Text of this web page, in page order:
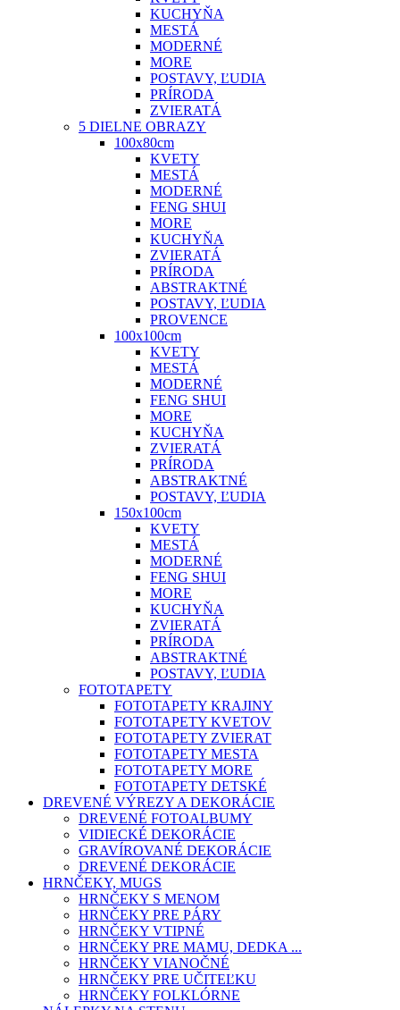
KUCHYŇA
MESTÁ
MODERNÉ
MORE
POSTAVY, ĽUDIA
PRÍRODA
ZVIERATÁ
5 DIELNE OBRAZY
100x80cm
KVETY
MESTÁ
MODERNÉ
FENG SHUI
MORE
KUCHYŇA
ZVIERATÁ
PRÍRODA
ABSTRAKTNÉ
POSTAVY, ĽUDIA
PROVENCE
100x100cm
KVETY
MESTÁ
MODERNÉ
FENG SHUI
MORE
KUCHYŇA
ZVIERATÁ
PRÍRODA
ABSTRAKTNÉ
POSTAVY, ĽUDIA
150x100cm
KVETY
MESTÁ
MODERNÉ
FENG SHUI
MORE
KUCHYŇA
ZVIERATÁ
PRÍRODA
ABSTRAKTNÉ
POSTAVY, ĽUDIA
FOTOTAPETY
FOTOTAPETY KRAJINY
FOTOTAPETY KVETOV
FOTOTAPETY ZVIERAT
FOTOTAPETY MESTA
FOTOTAPETY MORE
FOTOTAPETY DETSKÉ
DREVENÉ VÝREZY A DEKORÁCIE
DREVENÉ FOTOALBUMY
VIDIECKÉ DEKORÁCIE
GRAVÍROVANÉ DEKORÁCIE
DREVENÉ DEKORÁCIE
HRNČEKY, MUGS
HRNČEKY S MENOM
HRNČEKY PRE PÁRY
HRNČEKY VTIPNÉ
HRNČEKY PRE MAMU, DEDKA ...
HRNČEKY VIANOČNÉ
HRNČEKY PRE UČITEĽKU
HRNČEKY FOLKLÓRNE